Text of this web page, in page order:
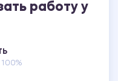
работу у